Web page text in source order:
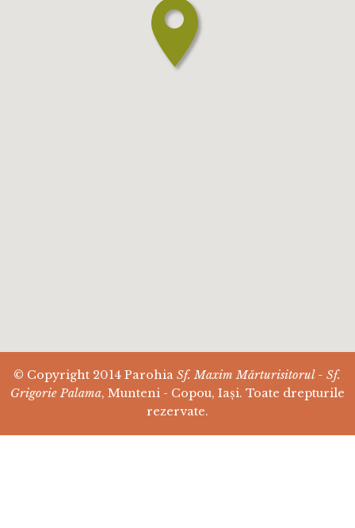
© Copyright 2014 ParohiaSf. Maxim Mărturisitorul - Sf.
Grigorie Palama, Munteni - Copou, Iași. Toate drepturile
rezervate.